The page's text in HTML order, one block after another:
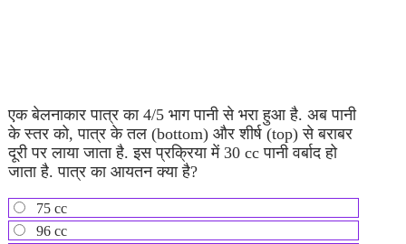
एक बेलनाकार पात्र का 4/5 भाग पानी से भरा हुआ है. अब पानी
के स्तर को, पात्र के तल (bottom) और शीर्ष (top) से बराबर
दूरी पर लाया जाता है. इस प्रक्रिया में 30 cc पानी वर्बाद हो
जाता है. पात्र का आयतन क्या है?
75 cc
96 cc